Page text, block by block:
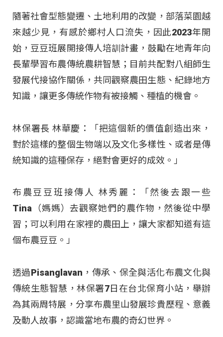
隨著社會型態變遷、土地利用的改變，部落菜園越
來越少見，有感於鄉村人口流失，因此2023年開
始，豆豆班展開接傳人培訓計畫，鼓勵在地青年向
長輩學習布農傳統農耕智慧；目前共配對八組師生
發展代接協作關係，共同觀察農田生態、紀錄地方
知識，讓更多傳統作物有被接觸、種植的機會。
林保署長 林華慶：「把這個新的價值創造出來，
對於這樣的整個生物端以及文化多樣性、或者是傳
統知識的這種保存，絕對會更好的成效。」
布農豆豆班接傳人 林秀麗：「然後去跟一些
Tina（媽媽）去觀察她們的農作物，然後從中學
習；可以利用在家裡的農田上，讓大家都知道有這
個布農豆豆。」
透過Pisanglavan，傳承、保全與活化布農文化與
傳統生態智慧，林保署7日在台北保育小站，舉辦
為其兩周特展，分享布農里山發展珍貴歷程、意義
及動人故事，認識當地布農的奇幻世界。